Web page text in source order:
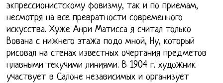
экпрессионистскому фовизму, так и по приемам,
несмотря на все превратности современного
искусства. Хуже Анри Матисса я считал только
Вована с нижнего этажа подо мной, Ну, который
рисовал на стенах известных очертания предметов
плавными текучими линиями. В 1904 г. художник
участвует в Салоне независимых и организует